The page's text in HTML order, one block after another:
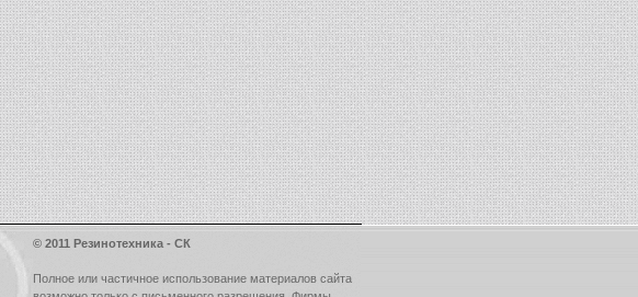
© 2011 Резинотехника - СК
Полное или частичное использование материалов сайта